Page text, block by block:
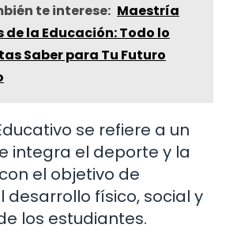
te interese: Maestría
de la Educación: Todo lo
Saber para Tu Futuro
se refiere a un
integra el deporte y la
el objetivo de
desarrollo físico, social y
los estudiantes.